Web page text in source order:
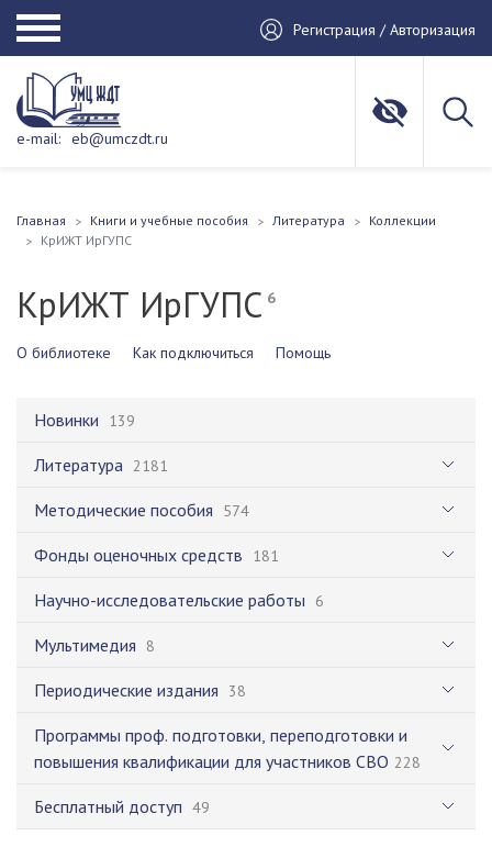
Регистрация / Авторизация
e-mail: eb@umczdt.ru
Главная Книги и учебные пособия Литература
Коллекции
КрИЖТ ИрГУПС
КрИЖТ ИрГУПС6
О библиотеке Как подключиться Помощь
Новинки 139
Литература 2181
Методические пособия 574
Фонды оценочных средств 181
Научно-исследовательские работы 6
Мультимедия 8
Периодические издания 38
Программы проф. подготовки, переподготовки и
повышения квалификации для участников СВО 228
Бесплатный доступ 49